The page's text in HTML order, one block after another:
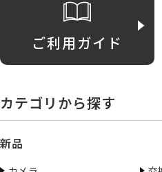
ご利用ガイド
カテゴリから探す
新品